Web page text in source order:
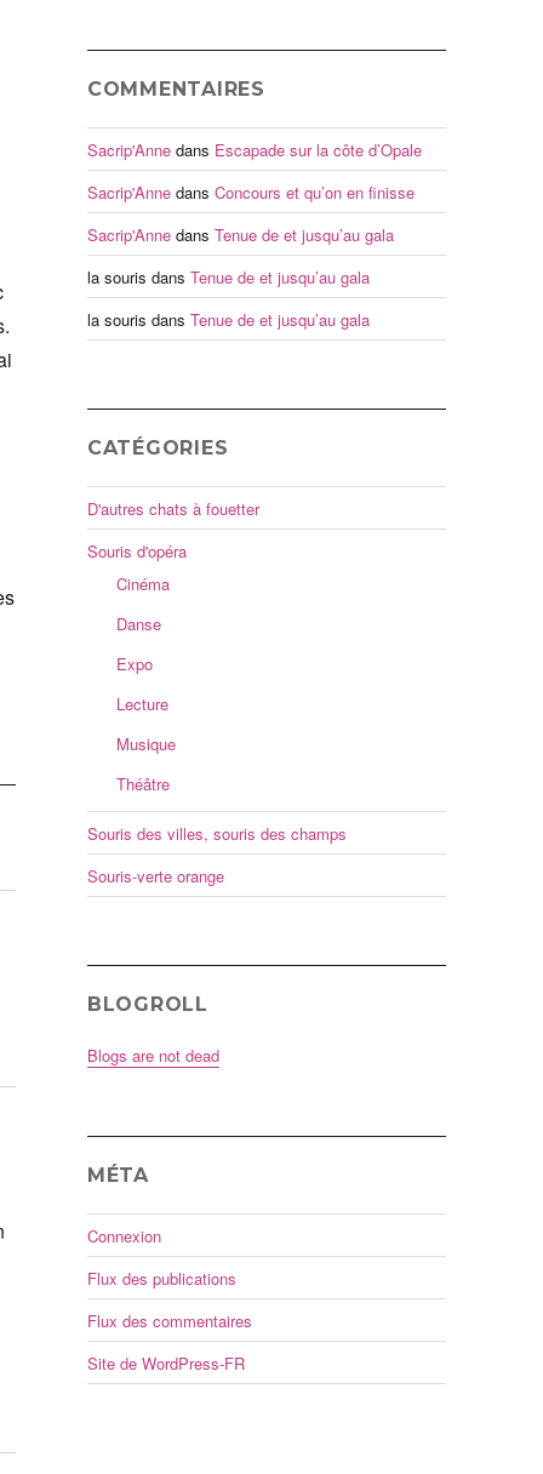
COMMENTAIRES
Sacrip'Annedans Escapade sur la côte d’Opale
Sacrip'Annedans Concours et qu’on en finisse
Sacrip'Annedans Tenue de et jusqu’au gala
la souris dans Tenue de et jusqu’au gala
la souris dans Tenue de et jusqu’au gala
CATÉGORIES
D'autres chats à fouetter
Souris d'opéra
Cinéma
Danse
Expo
Lecture
Musique
Théâtre
Souris des villes, souris des champs
Souris-verte orange
BLOGROLL
Blogs are not dead
MÉTA
Connexion
Flux des publications
Flux des commentaires
Site de WordPress-FR